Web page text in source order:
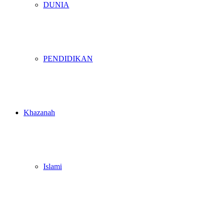
DUNIA
PENDIDIKAN
Khazanah
Islami